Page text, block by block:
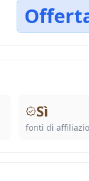
Sì
fonti di